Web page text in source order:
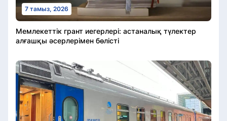
7 тамыз, 2026
Мемлекеттік грант иегерлері: астаналық түлектер
алғашқы әсерлерімен бөлісті